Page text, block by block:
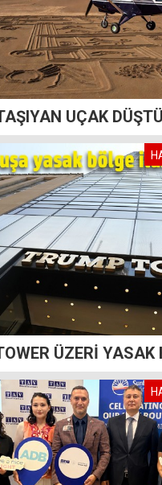
UÇAK DÜŞTÜ
ÜZERİ YASAK